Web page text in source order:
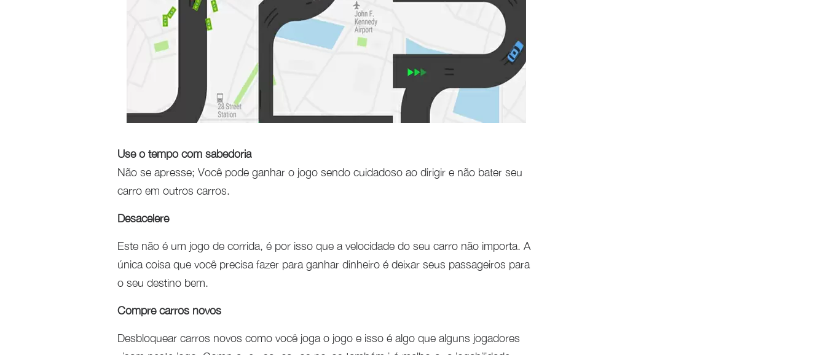
Use o tempo com sabedoria
Não se apresse; Você pode ganhar o jogo sendo cuidadoso ao dirigir e não bater seu
carro em outros carros.
Desacelere
Este não é um jogo de corrida, é por isso que a velocidade do seu carro não importa. A
única coisa que você precisa fazer para ganhar dinheiro é deixar seus passageiros para
o seu destino bem.
Compre carros novos
Desbloquear carros novos como você joga o jogo e isso é algo que alguns jogadores